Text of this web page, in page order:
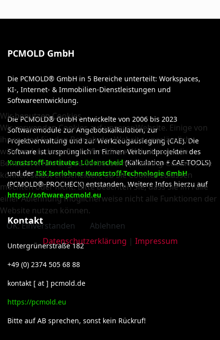
PCMOLD GmbH
Die PCMOLD® GmbH in 5 Bereiche unterteilt: Workspaces,
KI-, Internet- & Immobilien-Dienstleistungen und
Softwareentwicklung.
Die PCMOLD® GmbH entwickelte von 2006 bis 2023
Softwaremodule zur Angebotskalkulation, zur
Projektverwaltung und zur Werkzeugauslegung (CAE). Die
Software ist ursprünglich in Firmen-Verbundprojekten des
Kunststoff-Institutes Lüdenscheid(Kalkulation + CAE-TOOLS)
und derISK Iserlohner Kunststoff-Technologie GmbH
(PCMOLD®-PROCHECK) entstanden. Weitere Infos hierzu auf
https://software.pcmold.eu
Kontakt
Untergrünerstraße 182
+49 (0) 2374 505 68 88
kontakt [ at ] pcmold.de
https://pcmold.eu
Bitte auf AB sprechen, sonst kein Rückruf!
Wir benutzen Cookies
Wir verwenden Cookies auf unserer Website. Einige von
ihnen sind für den Betrieb der Website unerlässlich,
während andere uns helfen, diese Website und die
Benutzererfahrung zu verbessern (Tracking-Cookies). Sie
können selbst entscheiden, ob Sie Cookies zulassen
möchten oder nicht. Bitte beachten Sie, dass Sie im Falle
einer Ablehnung möglicherweise nicht alle Funktionen der
Website nutzen können.
OK: Einverstanden
Ablehnen
Datenschutzerklärung | Impressum